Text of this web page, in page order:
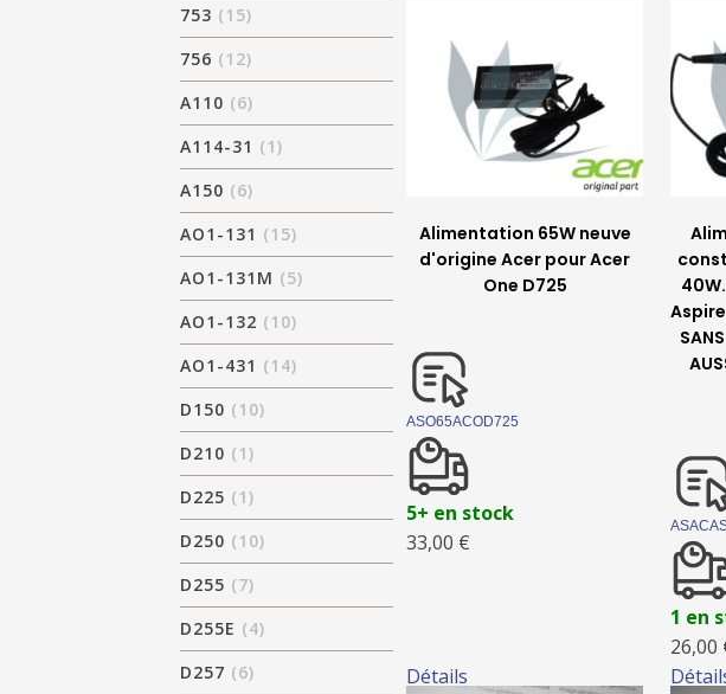
753 (15)
756 (12)
A110 (6)
A114-31 (1)
A150 (6)
AO1-131 (15)
AO1-131M (5)
AO1-132 (10)
AO1-431 (14)
D150 (10)
D210 (1)
D225 (1)
D250 (10)
D255 (7)
D255E (4)
D257 (6)
Détails
Alimentation 65W neuve
d'origine Acer pour Acer
One D725
ASO65ACOD725
5+ en stock
33,00 €
Aspire
1 en
26,00